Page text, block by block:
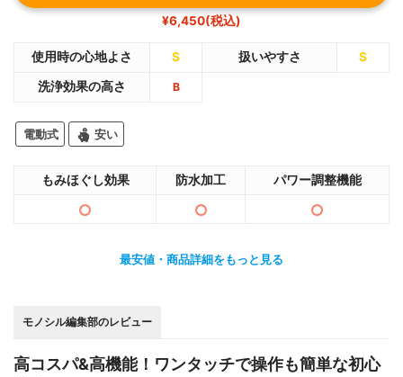
¥6,450(税込)
使用時の心地よさ S 扱いやすさ S
洗浄効果の高さ B
電動式 安い
もみほぐし効果 防水加工 パワー調整機能
最安値・商品詳細をもっと見る
モノシル編集部のレビュー
高コスパ&高機能！ワンタッチで操作も簡単な初心